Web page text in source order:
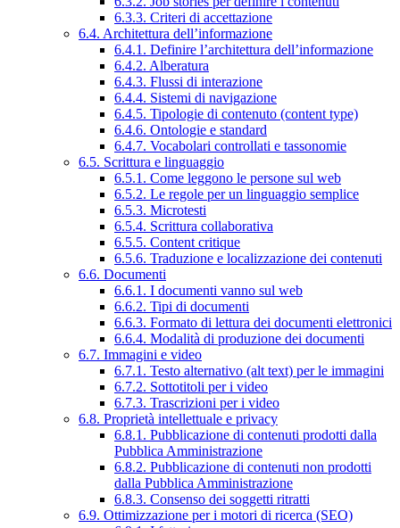
6.3.3. Criteri di accettazione
6.4. Architettura dell’informazione
6.4.1. Definire l’architettura dell’informazione
6.4.2. Alberatura
6.4.3. Flussi di interazione
6.4.4. Sistemi di navigazione
6.4.5. Tipologie di contenuto (content type)
6.4.6. Ontologie e standard
6.4.7. Vocabolari controllati e tassonomie
6.5. Scrittura e linguaggio
6.5.1. Come leggono le persone sul web
6.5.2. Le regole per un linguaggio semplice
6.5.3. Microtesti
6.5.4. Scrittura collaborativa
6.5.5. Content critique
6.5.6. Traduzione e localizzazione dei contenuti
6.6. Documenti
6.6.1. I documenti vanno sul web
6.6.2. Tipi di documenti
6.6.3. Formato di lettura dei documenti elettronici
6.6.4. Modalità di produzione dei documenti
6.7. Immagini e video
6.7.1. Testo alternativo (alt text) per le immagini
6.7.2. Sottotitoli per i video
6.7.3. Trascrizioni per i video
6.8. Proprietà intellettuale e privacy
6.8.1. Pubblicazione di contenuti prodotti dalla
Pubblica Amministrazione
6.8.2. Pubblicazione di contenuti non prodotti
dalla Pubblica Amministrazione
6.8.3. Consenso dei soggetti ritratti
6.9. Ottimizzazione per i motori di ricerca (SEO)